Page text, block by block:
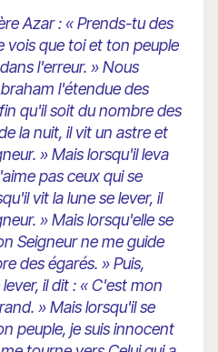
Azar : « Prends-tu des
vois que toi et ton peuple
l'erreur. » Nous
l'étendue des
qu'il soit du nombre des
la nuit, il vit un astre et
» Mais lorsqu'il leva
pas ceux qui se
vit la lune se lever, il
» Mais lorsqu'elle se
Seigneur ne me guide
des égarés. » Puis,
il dit : « C'est mon
» Mais lorsqu'il se
peuple, je suis innocent